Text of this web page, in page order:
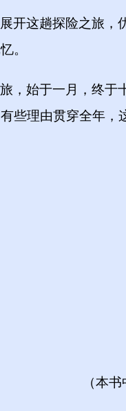
开这趟探险之旅，
。
，始于一月，终于
些理由贯穿全年
坦科特
创
中华人民